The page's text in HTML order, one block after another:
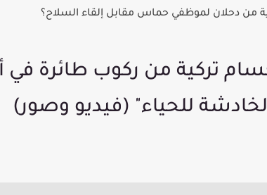
من دحلان لموظفي حماس مقابل إلقاء السلاح؟
تركية من ركوب طائرة في
للحياء" (فيديو وصور)